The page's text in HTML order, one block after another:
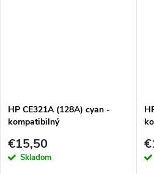
HP CE321A (128A) cyan -
kompatibilný
€15,50
Skladom